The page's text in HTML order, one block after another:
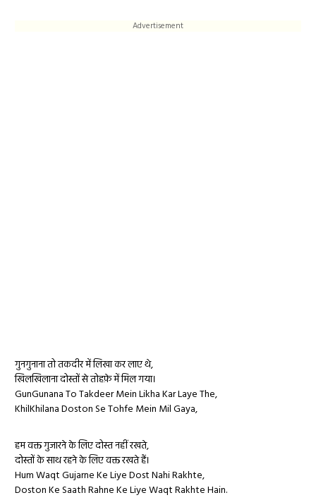
Advertisement
गुनगुनाना तो तकदीर में लिखा कर लाए थे,
खिलखिलाना दोस्तों से तोहफ़े में मिल गया।
GunGunana To Takdeer Mein Likha Kar Laye The,
KhilKhilana Doston Se Tohfe Mein Mil Gaya,
हम वक्त गुजारने के लिए दोस्त नहीं रखते,
दोस्तों के साथ रहने के लिए वक्त रखते हैं।
Hum Waqt Gujarne Ke Liye Dost Nahi Rakhte,
Doston Ke Saath Rahne Ke Liye Waqt Rakhte Hain.